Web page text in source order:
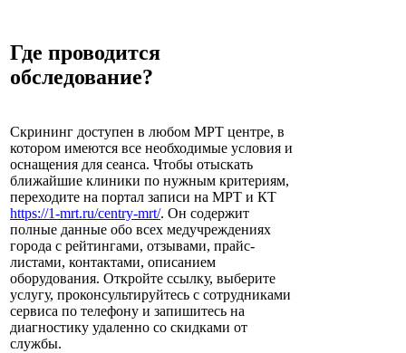
Где проводится
обследование?
Скрининг доступен в любом МРТ центре, в
котором имеются все необходимые условия и
оснащения для сеанса. Чтобы отыскать
ближайшие клиники по нужным критериям,
переходите на портал записи на МРТ и КТ
https://1-mrt.ru/centry-mrt/. Он содержит
полные данные обо всех медучреждениях
города с рейтингами, отзывами, прайс-
листами, контактами, описанием
оборудования. Откройте ссылку, выберите
услугу, проконсультируйтесь с сотрудниками
сервиса по телефону и запишитесь на
диагностику удаленно со скидками от
службы.